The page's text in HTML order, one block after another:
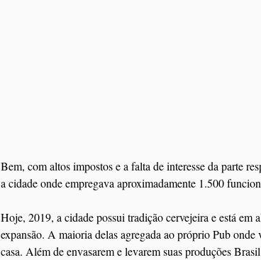
Bem, com altos impostos e a falta de interesse da parte
a cidade onde empregava aproximadamente 1.500
Hoje, 2019, a cidade possui tradição cervejeira e está em
expansão. A maioria delas agregada ao próprio Pub
casa. Além de envasarem e levarem suas produções